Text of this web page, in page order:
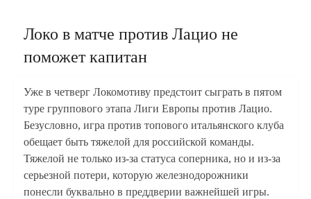
Локо в матче против Лацио не
поможет капитан
Уже в четверг Локомотиву предстоит сыграть в пятом
туре группового этапа Лиги Европы против Лацио.
Безусловно, игра против топового итальянского клуба
обещает быть тяжелой для российской команды.
Тяжелой не только из-за статуса соперника, но и из-за
серьезной потери, которую железнодорожники
понесли буквально в преддверии важнейшей игры.